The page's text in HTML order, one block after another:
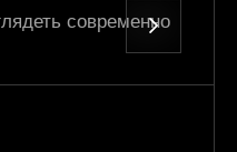
современно